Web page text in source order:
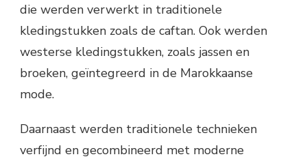
die werden verwerkt in traditionele
kledingstukken zoals de caftan. Ook werden
westerse kledingstukken, zoals jassen en
broeken, geïntegreerd in de Marokkaanse
mode.
Daarnaast werden traditionele technieken
verfijnd en gecombineerd met moderne